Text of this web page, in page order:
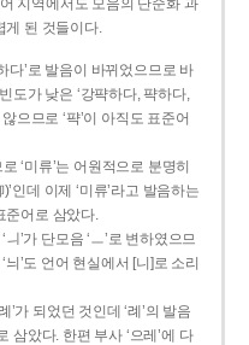
지역에서도 모음의 단순화 과
게 된 것들이다.
다’로 발음이 바뀌었으므로 바
도가 낮은 ‘강퍅하다, 퍅하다,
으므로 ‘퍅’이 아직도 표준어
‘미류’는 어원적으로 분명히
인데 이제 ‘미류’라고 발음하는
준어로 삼았다.
’가 단모음 ‘ㅡ’로 변하였으므
늬’도 언어 현실에서 [니]로 소리
’가 되었던 것인데 ‘례’의 발음
삼았다. 한편 부사 ‘으레’에 다